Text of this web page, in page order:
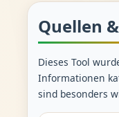
Quellen
Dieses Tool
Informationen
sind besonders